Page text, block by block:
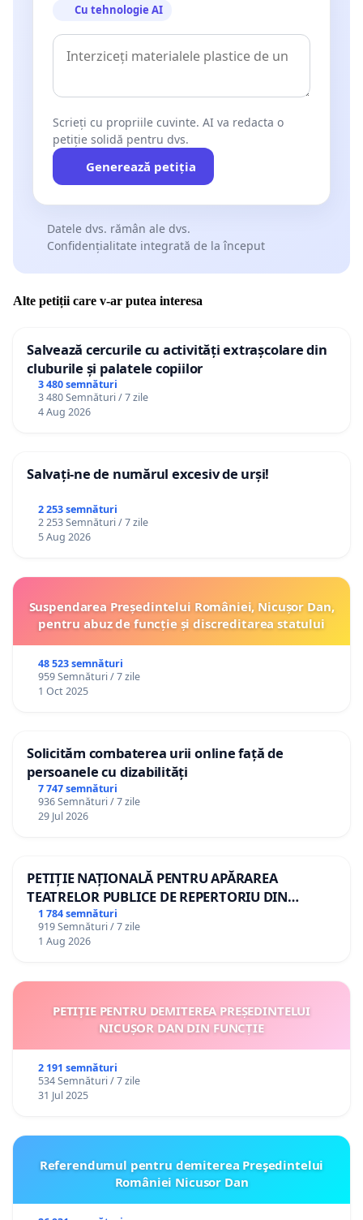
Cu tehnologie AI
Scrieți cu propriile cuvinte. AI va redacta o
petiție solidă pentru dvs.
Generează petiția
Datele dvs. rămân ale dvs.
Confidențialitate integrată de la început
Alte petiții care v-ar putea interesa
Salvează cercurile cu activități extrașcolare din
cluburile și palatele copiilor
3 480 semnături
3 480 Semnături / 7 zile
4 Aug 2026
Salvați-ne de numărul excesiv de urși!
2 253 semnături
2 253 Semnături / 7 zile
5 Aug 2026
Suspendarea Președintelui României, Nicușor Dan,
pentru abuz de funcție și discreditarea statului
48 523 semnături
959 Semnături / 7 zile
1 Oct 2025
Solicităm combaterea urii online față de
persoanele cu dizabilități
7 747 semnături
936 Semnături / 7 zile
29 Jul 2026
PETIȚIE NAȚIONALĂ PENTRU APĂRAREA
TEATRELOR PUBLICE DE REPERTORIU DIN
ROMÂNIA
1 784 semnături
919 Semnături / 7 zile
1 Aug 2026
PETIȚIE PENTRU DEMITEREA PREȘEDINTELUI
NICUȘOR DAN DIN FUNCȚIE
2 191 semnături
534 Semnături / 7 zile
31 Jul 2025
Referendumul pentru demiterea Preşedintelui
României Nicusor Dan